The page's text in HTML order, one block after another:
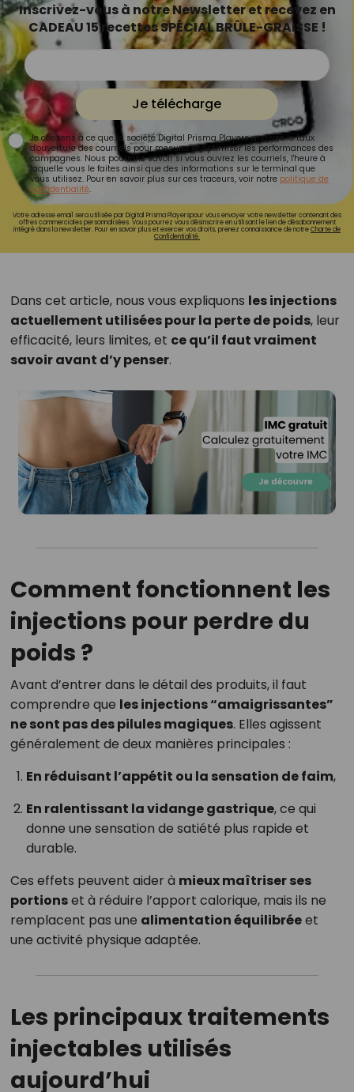
Inscrivez-vous à notre Newsletter et recevez en
CADEAU 15 recettes SPÉCIAL BRÛLE-GRAISSE !
Je télécharge
Je consens à ce que la société Digital Prisma Players analyse le taux
d'ouverture des courriels pour mesurer et optimiser les performances des
campagnes. Nous pourrons savoir si vous ouvrez les courriels, l'heure à
laquelle vous le faites ainsi que des informations sur le terminal que
vous utilisez. Pour en savoir plus sur ces traceurs, voir notre politique de
confidentialité.
Votre adresse email sera utilisée par Digital Prisma Playerspour vous envoyer votre newsletter contenant des
offres commerciales personnalisées. Vous pourrez vous désinscrire en utilisant le lien de désabonnement
intégré dans la newsletter. Pour en savoir plus et exercer vos droits, prenez connaissance de notreCharte de
Confidentialité.
Dans cet article, nous vous expliquons les injections
actuellement utilisées pour la perte de poids, leur
efficacité, leurs limites, et ce qu’il faut vraiment
savoir avant d’y penser.
Comment fonctionnent les
injections pour perdre du
poids ?
Avant d’entrer dans le détail des produits, il faut
comprendre que les injections “amaigrissantes”
ne sont pas des pilules magiques. Elles agissent
généralement de deux manières principales :
En réduisant l’appétit ou la sensation de faim,
En ralentissant la vidange gastrique, ce qui
donne une sensation de satiété plus rapide et
durable.
Ces effets peuvent aider à mieux maîtriser ses
portionset à réduire l’apport calorique, mais ils ne
remplacent pas une alimentation équilibréeet
une activité physique adaptée.
Les principaux traitements
injectables utilisés
aujourd’hui